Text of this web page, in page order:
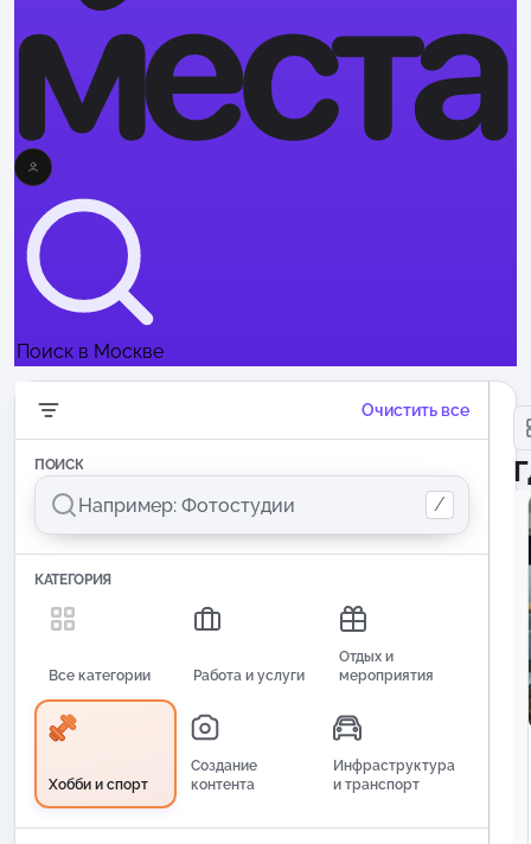
Поиск в Москве
Очистить все
ПОИСК
/
КАТЕГОРИЯ
Все категории Работа и услуги
Отдых и
мероприятия
Хобби и спорт
Создание
контента
Инфраструктура
и транспорт